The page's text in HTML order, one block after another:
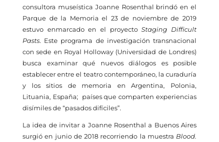
consultora museística Joanne Rosenthal brindó en el
Parque de la Memoria el 23 de noviembre de 2019
estuvo enmarcado en el proyectoStaging Difficult
Pasts. Este programa de investigación transnacional
con sede en Royal Holloway (Universidad de Londres)
busca examinar qué nuevos diálogos es posible
establecer entre el teatro contemporáneo, la curaduría
y los sitios de memoria en Argentina, Polonia,
Lituania, España; países que comparten experiencias
disímiles de “pasados difíciles”.
La idea de invitar a Joanne Rosenthal a Buenos Aires
surgió en junio de 2018 recorriendo la muestra Blood.